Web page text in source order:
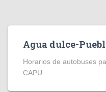
Agua dulce-
Horarios de autobuses
CAPU